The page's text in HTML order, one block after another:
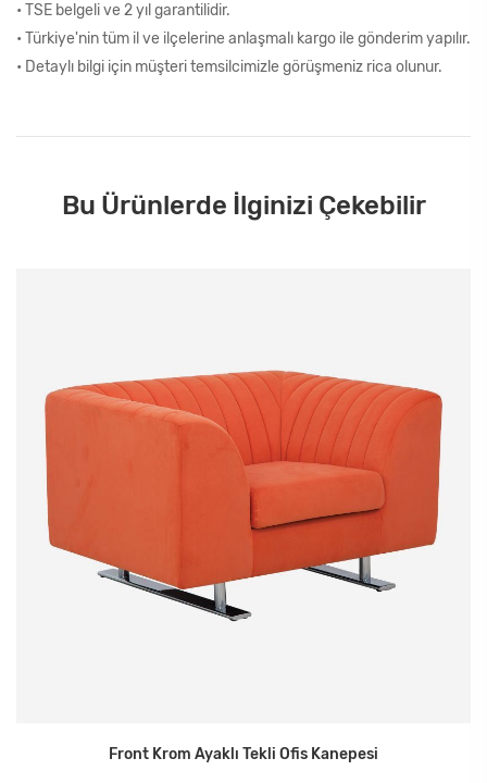
• TSE belgeli ve 2 yıl garantilidir.
• Türkiye'nin tüm il ve ilçelerine anlaşmalı kargo ile gönderim yapılır.
• Detaylı bilgi için müşteri temsilcimizle görüşmeniz rica olunur.
Bu Ürünlerde İlginizi Çekebilir
Front Krom Ayaklı Tekli Ofis Kanepesi